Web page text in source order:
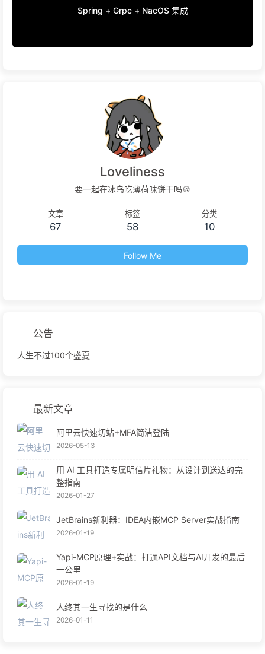
Spring + Grpc + NacOS 集成
Loveliness
要一起在冰岛吃薄荷味饼干吗🍪
文章
67
标签
58
分类
10
Follow Me
公告
人生不过100个盛夏
最新文章
阿里云快速切站+MFA简洁登陆
2026-05-13
用 AI 工具打造专属明信片礼物：从设计到送达的完
整指南
2026-01-27
JetBrains新利器：IDEA内嵌MCP Server实战指南
2026-01-19
Yapi-MCP原理+实战：打通API文档与AI开发的最后
一公里
2026-01-19
人终其一生寻找的是什么
2026-01-11